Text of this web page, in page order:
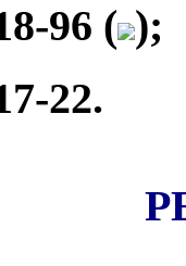
96 ( );
22.